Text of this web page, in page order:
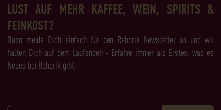
LUST AUF MEHR KAFFEE, WEIN, SPIRITS &
FEINKOST?
Dann melde Dich einfach für den Rehorik Newsletter an und wir
halten Dich auf dem Laufenden - Erfahre immer als Erstes, was es
Neues bei Rehorik gibt!